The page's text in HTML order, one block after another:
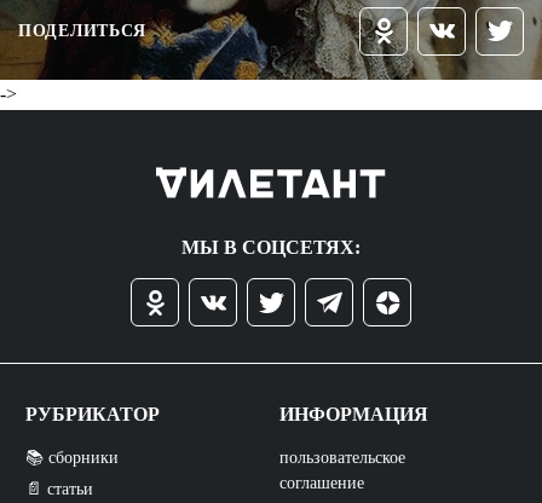
ПОДЕЛИТЬСЯ
->
МЫ В СОЦСЕТЯХ:
РУБРИКАТОР
📚 сборники
📄 статьи
ИНФОРМАЦИЯ
пользовательское
соглашение